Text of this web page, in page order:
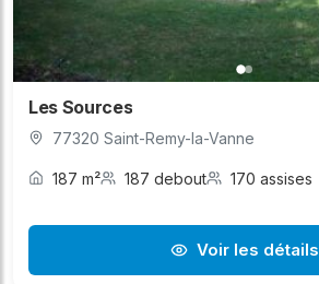
Les Sources
77320 Saint-Remy-la-Vanne
187 m² 187 debout 170 assises
Voir les détails